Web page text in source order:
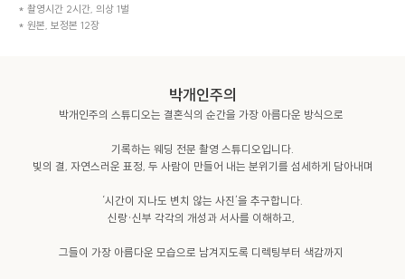
* 촬영시간 2시간, 의상 1벌
박개인주의
박개인주의 스튜디오는 결혼식의 순간을 가장 아름다운 방식으로
기록하는 웨딩 전문 촬영 스튜디오입니다.
빛의 결, 자연스러운 표정, 두 사람이 만들어 내는 분위기를 섬세하게 담아내며
‘시간이 지나도 변치 않는 사진’을 추구합니다.
신랑·신부 각각의 개성과 서사를 이해하고,
그들이 가장 아름다운 모습으로 남겨지도록 디렉팅부터 색감까지